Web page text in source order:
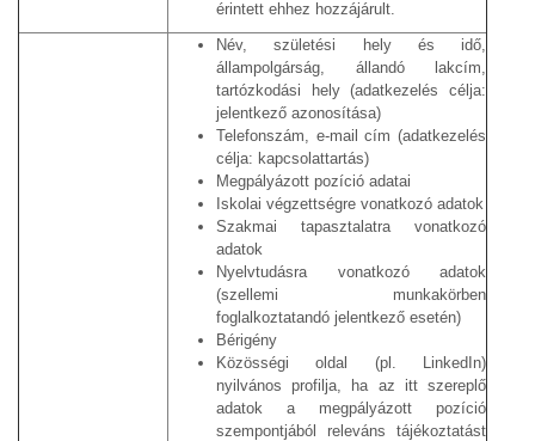
érintett ehhez hozzájárult.
Név, születési hely és idő,
állampolgárság, állandó lakcím,
tartózkodási hely (adatkezelés célja:
jelentkező azonosítása)
Telefonszám, e-mail cím (adatkezelés
célja: kapcsolattartás)
Megpályázott pozíció adatai
Iskolai végzettségre vonatkozó adatok
Szakmai tapasztalatra vonatkozó
adatok
Nyelvtudásra vonatkozó adatok
(szellemi munkakörben
foglalkoztatandó jelentkező esetén)
Bérigény
Közösségi oldal (pl. LinkedIn)
nyilvános profilja, ha az itt szereplő
adatok a megpályázott pozíció
szempontjából releváns tájékoztatást